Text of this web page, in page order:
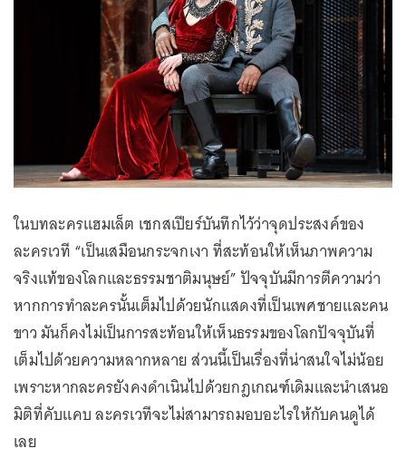
ในบทละครแฮมเล็ต เชกสเปียร์บันทึกไว้ว่าจุดประสงค์ของ
ละครเวที “เป็นเสมือนกระจกเงา ที่สะท้อนให้เห็นภาพความ
จริงแท้ของโลกและธรรมชาติมนุษย์” ปัจจุบันมีการตีความว่า
หากการทำละครนั้นเต็มไปด้วยนักแสดงที่เป็นเพศชายและคน
ขาว มันก็คงไม่เป็นการสะท้อนให้เห็นธรรมของโลกปัจจุบันที่
เต็มไปด้วยความหลากหลาย ส่วนนี้เป็นเรื่องที่น่าสนใจไม่น้อย
เพราะหากละครยังคงดำเนินไปด้วยกฎเกณฑ์เดิมและนำเสนอ
มิติที่คับแคบ ละครเวทีจะไม่สามารถมอบอะไรให้กับคนดูได้
เลย